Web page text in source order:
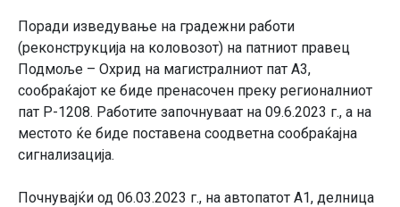
Поради изведување на градежни работи
(реконструкција на коловозот) на патниот правец
Подмоље – Охрид на магистралниот пат А3,
сообраќајот ке биде пренасочен преку регионалниот
пат Р-1208. Работите започнуваат на 09.6.2023 г., а на
местото ќе биде поставена соодветна сообраќајна
сигнализација.
Почнувајќи од 06.03.2023 г., на автопатот А1, делница